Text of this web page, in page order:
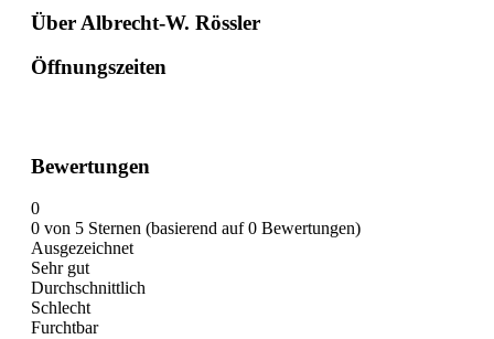
Über Albrecht-W. Rössler
Öffnungszeiten
Bewertungen
0
0 von 5 Sternen (basierend auf 0 Bewertungen)
Ausgezeichnet
Sehr gut
Durchschnittlich
Schlecht
Furchtbar